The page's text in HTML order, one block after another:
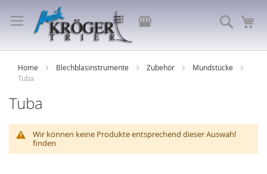
zum
Inhalt
Store
auswählen
Suche
Home Blechblasinstrumente Zubehör
Mundstücke
Tuba
Tuba
Wir können keine Produkte entsprechend dieser Auswahl
finden